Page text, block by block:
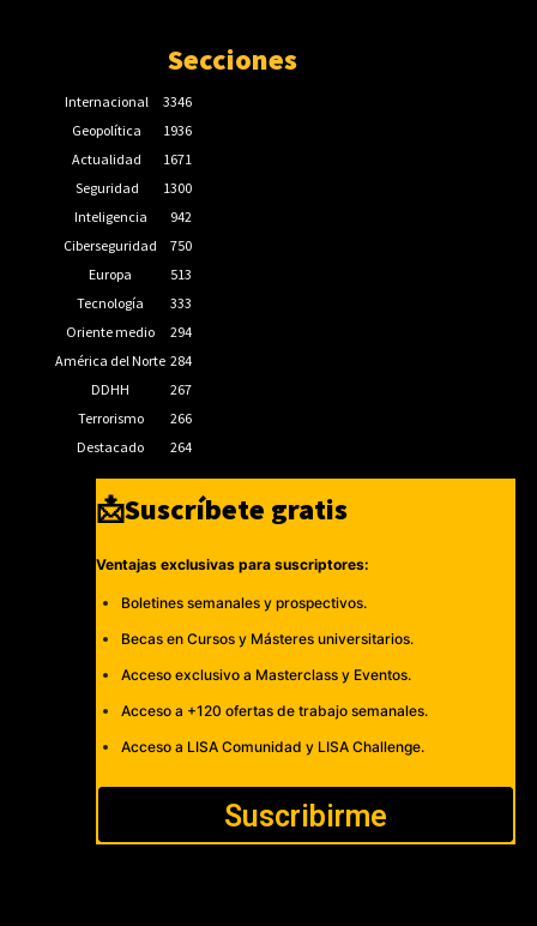
Secciones
Internacional
3346
Geopolítica
1936
Actualidad
1671
Seguridad
1300
Inteligencia
942
Ciberseguridad
750
Europa
513
Tecnología
333
Oriente medio
294
América del Norte 284
DDHH
267
Terrorismo
266
Destacado
264
📩Suscríbete gratis
Ventajas exclusivas para suscriptores:
Boletines semanales y prospectivos.
Becas en Cursos y Másteres universitarios.
Acceso exclusivo a Masterclass y Eventos.
Acceso a +120 ofertas de trabajo semanales.
Acceso a LISA Comunidad y LISA Challenge.
Suscribirme